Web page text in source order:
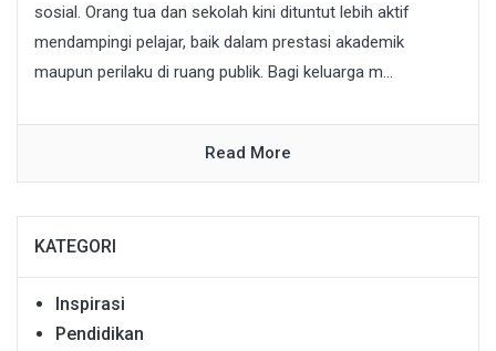
sosial. Orang tua dan sekolah kini dituntut lebih aktif
mendampingi pelajar, baik dalam prestasi akademik
maupun perilaku di ruang publik. Bagi keluarga m...
Read More
KATEGORI
Inspirasi
Pendidikan